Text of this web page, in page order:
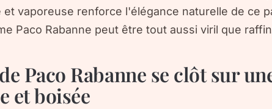
et vaporeuse renforce l'élégance naturelle de ce
Paco Rabanne peut être tout aussi viril que
Paco Rabanne se clôt sur
et boisée